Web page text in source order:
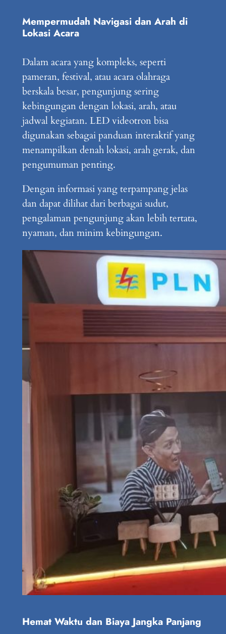
Mempermudah Navigasi dan Arah di
Lokasi Acara
Dalam acara yang kompleks, seperti
pameran, festival, atau acara olahraga
berskala besar, pengunjung sering
kebingungan dengan lokasi, arah, atau
jadwal kegiatan. LED videotron bisa
digunakan sebagai panduan interaktif yang
menampilkan denah lokasi, arah gerak, dan
pengumuman penting.
Dengan informasi yang terpampang jelas
dan dapat dilihat dari berbagai sudut,
pengalaman pengunjung akan lebih tertata,
nyaman, dan minim kebingungan.
Hemat Waktu dan Biaya Jangka Panjang